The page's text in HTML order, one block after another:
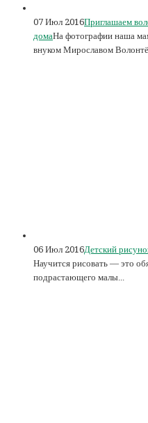
07 Июл 2016Приглашаем
домаНа фотографии наша
внуком Мирославом
06 Июл 2016Детский
Научится рисовать — это
подрастающего малы...